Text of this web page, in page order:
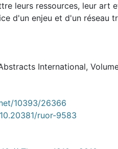
leurs ressources, leur art
d'un enjeu et d'un réseau
International,
10393/26366
ruor-9583